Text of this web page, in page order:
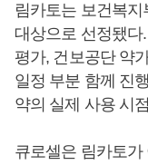
림카토는 보건복지
대상으로 선정됐다
평가, 건보공단 약
일정 부분 함께 진
약의 실제 사용 시
큐로셀은 림카토